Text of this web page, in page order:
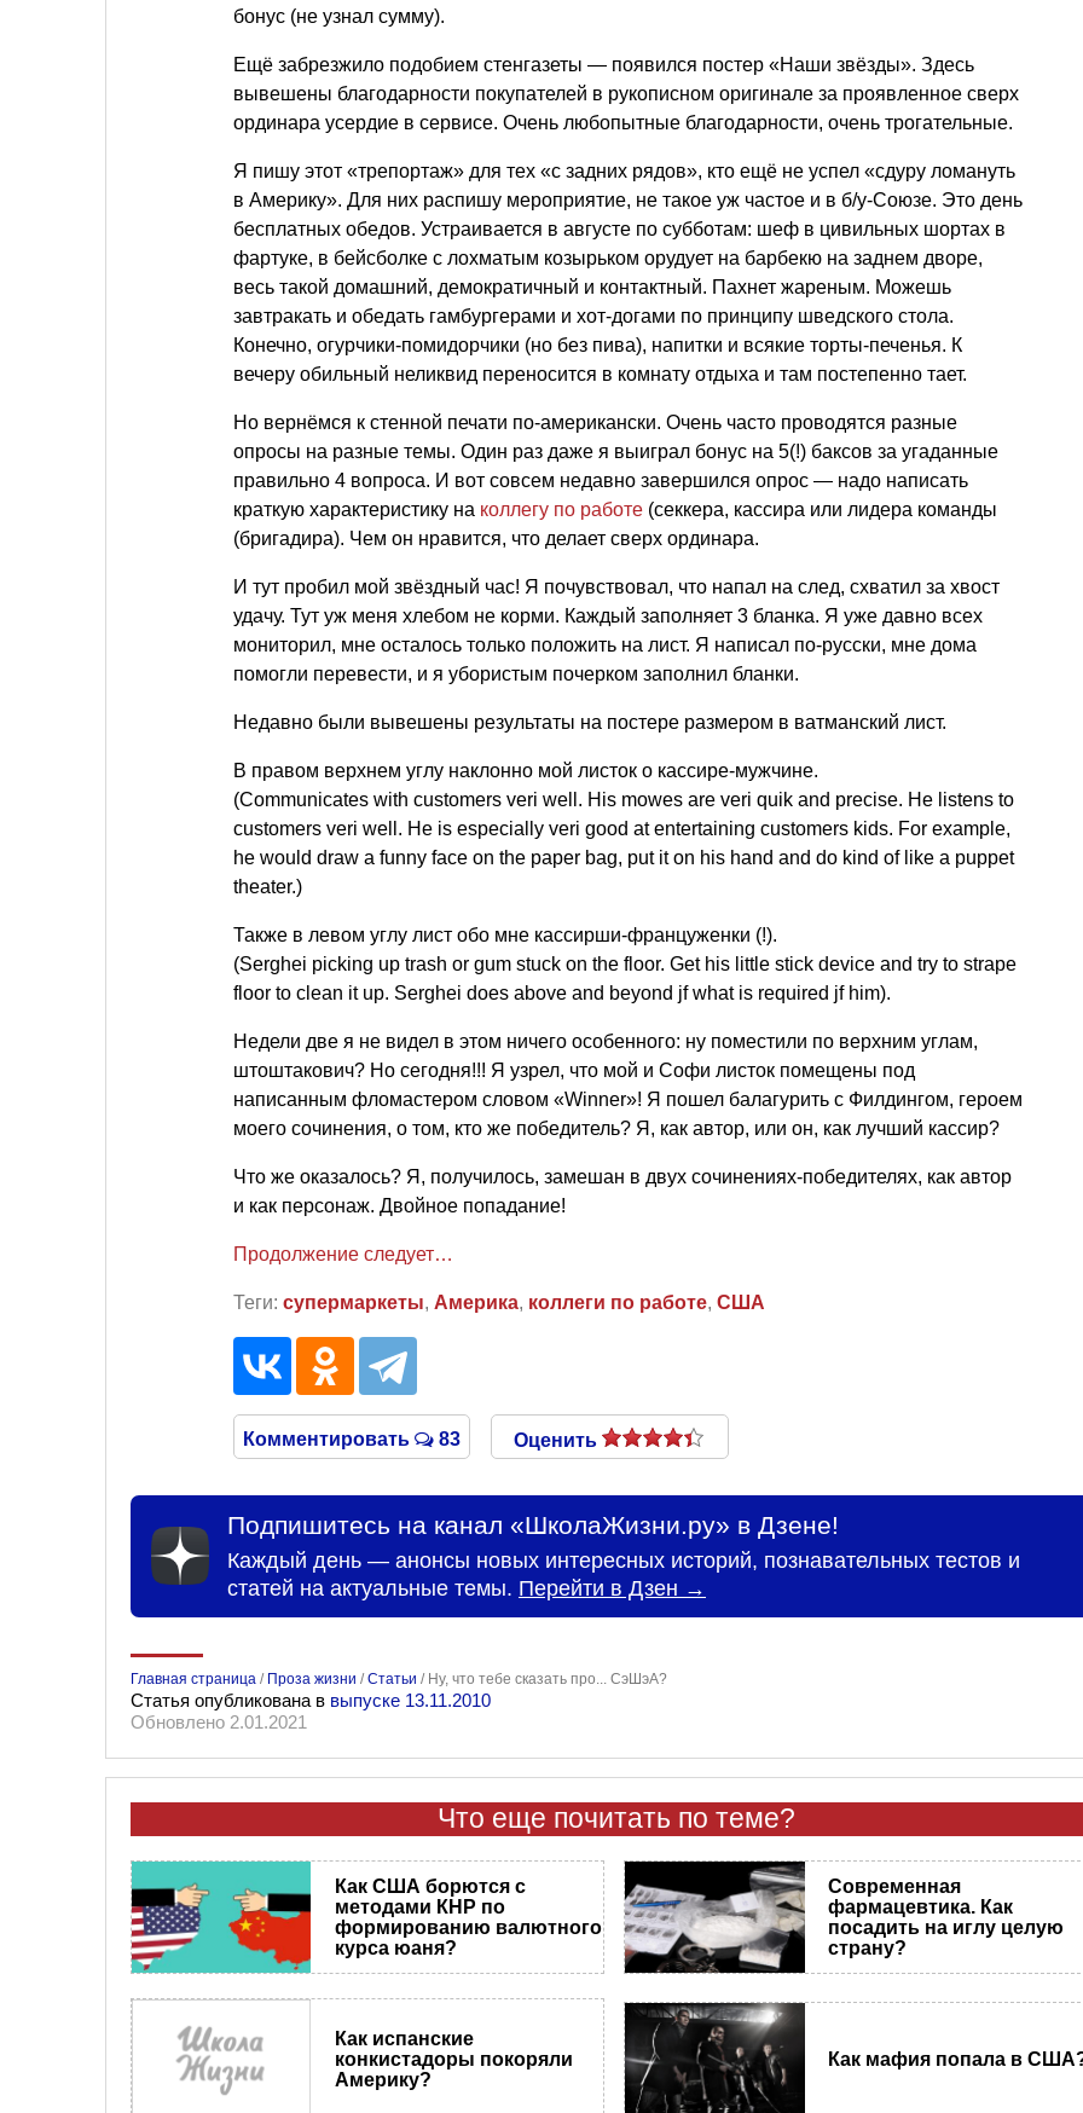
бонус (не узнал сумму).
Ещё забрезжило подобием стенгазеты — появился постер «Наши звёзды». Здесь
вывешены благодарности покупателей в рукописном оригинале за проявленное сверх
ординара усердие в сервисе. Очень любопытные благодарности, очень трогательные.
Я пишу этот «трепортаж» для тех «с задних рядов», кто ещё не успел «сдуру ломануть
в Америку». Для них распишу мероприятие, не такое уж частое и в б/у-Союзе. Это день
бесплатных обедов. Устраивается в августе по субботам: шеф в цивильных шортах в
фартуке, в бейсболке с лохматым козырьком орудует на барбекю на заднем дворе,
весь такой домашний, демократичный и контактный. Пахнет жареным. Можешь
завтракать и обедать гамбургерами и хот-догами по принципу шведского стола.
Конечно, огурчики-помидорчики (но без пива), напитки и всякие торты-печенья. К
вечеру обильный неликвид переносится в комнату отдыха и там постепенно тает.
Но вернёмся к стенной печати по-американски. Очень часто проводятся разные
опросы на разные темы. Один раз даже я выиграл бонус на 5(!) баксов за угаданные
правильно 4 вопроса. И вот совсем недавно завершился опрос — надо написать
краткую характеристику на коллегу по работе (секкера, кассира или лидера команды
(бригадира). Чем он нравится, что делает сверх ординара.
И тут пробил мой звёздный час! Я почувствовал, что напал на след, схватил за хвост
удачу. Тут уж меня хлебом не корми. Каждый заполняет 3 бланка. Я уже давно всех
мониторил, мне осталось только положить на лист. Я написал по-русски, мне дома
помогли перевести, и я убористым почерком заполнил бланки.
Недавно были вывешены результаты на постере размером в ватманский лист.
В правом верхнем углу наклонно мой листок о кассире-мужчине.
(Communicates with customers veri well. His mowes are veri quik and precise. He listens to
customers veri well. He is especially veri good at entertaining customers kids. For example,
he would draw a funny face on the paper bag, put it on his hand and do kind of like a puppet
theater.)
Также в левом углу лист обо мне кассирши-француженки (!).
(Serghei picking up trash or gum stuck on the floor. Get his little stick device and try to strape
floor to clean it up. Serghei does above and beyond jf what is required jf him).
Недели две я не видел в этом ничего особенного: ну поместили по верхним углам,
штоштакович? Но сегодня!!! Я узрел, что мой и Софи листок помещены под
написанным фломастером словом «Winner»! Я пошел балагурить с Филдингом, героем
моего сочинения, о том, кто же победитель? Я, как автор, или он, как лучший кассир?
Что же оказалось? Я, получилось, замешан в двух сочинениях-победителях, как автор
и как персонаж. Двойное попадание!
Продолжение следует…
Теги: супермаркеты, Америка, коллеги по работе, США
Комментировать 83 Оценить
Подпишитесь на канал «ШколаЖизни.ру» в Дзене!
Каждый день — анонсы новых интересных историй, познавательных тестов и
статей на актуальные темы. Перейти в Дзен →
Главная страница / Проза жизни /Статьи / Ну, что тебе сказать про... СэШэА?
Статья опубликована в выпуске 13.11.2010
Обновлено 2.01.2021
Что еще почитать по теме?
Как США борются с
методами КНР по
формированию валютного
курса юаня?
Современная
фармацевтика. Как
посадить на иглу целую
страну?
Как испанские
конкистадоры покоряли
Америку?
Как мафия попала в